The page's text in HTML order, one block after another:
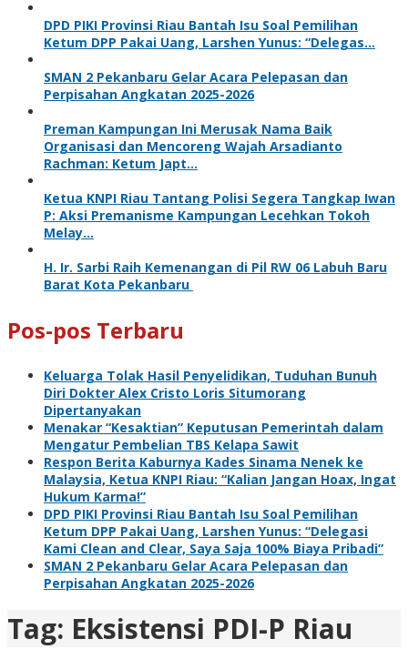
DPD PIKI Provinsi Riau Bantah Isu Soal Pemilihan
Ketum DPP Pakai Uang, Larshen Yunus: “Delegas…
SMAN 2 Pekanbaru Gelar Acara Pelepasan dan
Perpisahan Angkatan 2025-2026
Preman Kampungan Ini Merusak Nama Baik
Organisasi dan Mencoreng Wajah Arsadianto
Rachman: Ketum Japt…
Ketua KNPI Riau Tantang Polisi Segera Tangkap Iwan
P: Aksi Premanisme Kampungan Lecehkan Tokoh
Melay…
H. Ir. Sarbi Raih Kemenangan di Pil RW 06 Labuh Baru
Barat Kota Pekanbaru
Pos-pos Terbaru
Keluarga Tolak Hasil Penyelidikan, Tuduhan Bunuh
Diri Dokter Alex Cristo Loris Situmorang
Dipertanyakan
Menakar “Kesaktian” Keputusan Pemerintah dalam
Mengatur Pembelian TBS Kelapa Sawit
Respon Berita Kaburnya Kades Sinama Nenek ke
Malaysia, Ketua KNPI Riau: “Kalian Jangan Hoax, Ingat
Hukum Karma!”
DPD PIKI Provinsi Riau Bantah Isu Soal Pemilihan
Ketum DPP Pakai Uang, Larshen Yunus: “Delegasi
Kami Clean and Clear, Saya Saja 100% Biaya Pribadi”
SMAN 2 Pekanbaru Gelar Acara Pelepasan dan
Perpisahan Angkatan 2025-2026
Tag: Eksistensi PDI-P Riau